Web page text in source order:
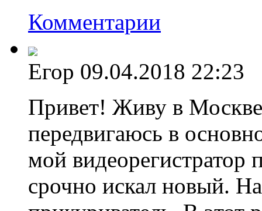
Комментарии
Егор 09.04.2018 22:23
Привет! Живу в
передвигаюсь в
мой видеорегистратор
срочно искал новый.